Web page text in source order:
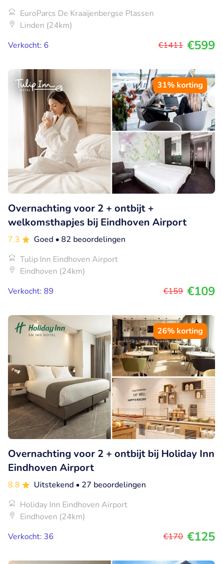
EuroParcs De Kraaijenbergse Plassen
Linden (24km)
Verkocht: 6
€1411 €599
31% korting
Overnachting voor 2 + ontbijt +
welkomsthapjes bij Eindhoven Airport
7.3 Goed • 82 beoordelingen
Tulip Inn Eindhoven Airport
Eindhoven (24km)
Verkocht: 89
€159 €109
26% korting
Overnachting voor 2 + ontbijt bij Holiday Inn
Eindhoven Airport
8.8 Uitstekend • 27 beoordelingen
Holiday Inn Eindhoven Airport
Eindhoven (24km)
Verkocht: 36
€170 €125